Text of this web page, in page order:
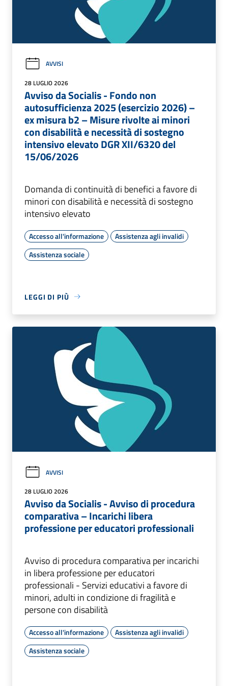
AVVISI
28 LUGLIO 2026
Avviso da Socialis - Fondo non
autosufficienza 2025 (esercizio 2026) –
ex misura b2 – Misure rivolte ai minori
con disabilità e necessità di sostegno
intensivo elevato DGR XII/6320 del
15/06/2026
Domanda di continuità di benefici a favore di
minori con disabilità e necessità di sostegno
intensivo elevato
Accesso all'informazione
Assistenza agli invalidi
Assistenza sociale
LEGGI DI PIÙ
AVVISI
28 LUGLIO 2026
Avviso da Socialis - Avviso di procedura
comparativa – Incarichi libera
professione per educatori professionali
Avviso di procedura comparativa per incarichi
in libera professione per educatori
professionali - Servizi educativi a favore di
minori, adulti in condizione di fragilità e
persone con disabilità
Accesso all'informazione
Assistenza agli invalidi
Assistenza sociale